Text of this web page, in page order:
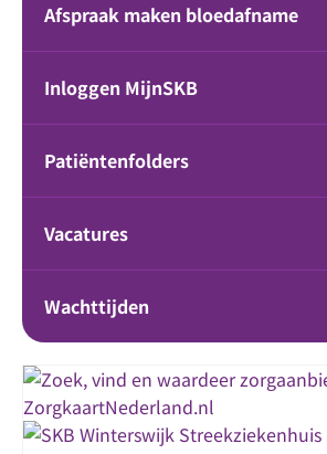
Afspraak maken bloedafname
Inloggen MijnSKB
Patiëntenfolders
Vacatures
Wachttijden